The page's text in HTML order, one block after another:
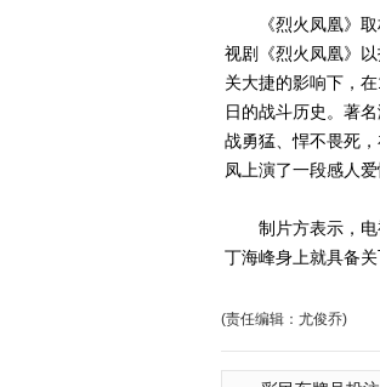
《烈火凤凰》取
视剧《烈火凤凰》
关大捷的影响下，
日的战斗历史。著
战勇猛、悍不畏死
凤上演了一段感人爱
制片方表示，电
丁海峰身上就具备
(责任编辑：尤俊乔)